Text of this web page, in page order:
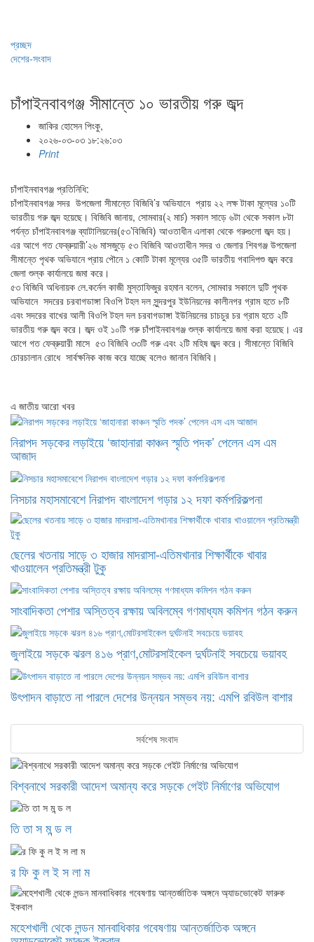
প্রচ্ছদ
দেশের-সংবাদ
চাঁপাইনবাবগঞ্জ সীমান্তে ১০ ভারতীয় গরু জব্দ
জাকির হোসেন পিংকু,
২০২৬-০৩-০৩ ১৮:২৬:০৩
Print
চাঁপাইনবাবগঞ্জ প্রতিনিধি:
চাঁপাইনবাবগঞ্জ সদর উপজেলা সীমান্তে বিজিবি’র অভিযানে প্রায় ২২ লক্ষ টাকা মূল্যের ১০টি
ভারতীয় গরু জব্দ হয়েছে। বিজিবি জানায়, সোমবার(২ মার্চ) সকাল সাড়ে ৬টা থেকে সকাল ৮টা
পর্যন্ত চাঁপাইনবাবগঞ্জ ব্যাটালিয়নের(৫৩’বিজিবি) আওতাধীন এলাকা থেকে গরুগুলো জব্দ হয়।
এর আগে গত ফেব্রুয়ারী’২৬ মাসজুড়ে ৫৩ বিজিবি আওতাধীন সদর ও জেলার শিবগঞ্জ উপজেলা
সীমান্তে পৃথক অভিযানে প্রায় পৌনে ১ কোটি টাকা মূল্যের ৩৫টি ভারতীয় গবাদিপশু জব্দ করে
জেলা শুল্ক কার্যালয়ে জমা করে।
৫৩ বিজিবি অধিনায়ক লে.কর্নেল কাজী মুস্তাফিজুর রহমান বলেন, সোমবার সকালে দুটি পৃথক
অভিযানে সদরের চরবাগডাঙ্গা বিওপি টহল দল সুন্দরপুর ইউনিয়নের কালীনগর গ্রাম হতে ৮টি
এবং সদরের বাখের আলী বিওপি টহল দল চরবাগডাঙ্গা ইউনিয়নের চাচচুর চর গ্রাম হতে ২টি
ভারতীয় গরু জব্দ করে। জব্দ ওই ১০টি গরু চাঁপাইনবাবগঞ্জ শুল্ক কার্যালয়ে জমা করা হয়েছে। এর
আগে গত ফেব্রুয়ারী মাসে ৫৩ বিজিবি ৩৩টি গরু এবং ২টি মহিষ জব্দ করে। সীমান্তে বিজিবি
চোরচালান রোধে সার্বক্ষনিক কাজ করে যাচ্ছে বলেও জানান বিজিবি।
এ জাতীয় আরো খবর
নিরাপদ সড়কের লড়াইয়ে ‘জাহানারা কাঞ্চন স্মৃতি পদক’ পেলেন এস এম
আজাদ
নিসচার মহাসমাবেশে নিরাপদ বাংলাদেশ গড়ার ১২ দফা কর্মপরিকল্পনা
ছেলের খতনায় সাড়ে ৩ হাজার মাদরাসা-এতিমখানার শিক্ষার্থীকে খাবার
খাওয়ালেন প্রতিমন্ত্রী টুকু
সাংবাদিকতা পেশার অস্তিত্ব রক্ষায় অবিলম্বে গণমাধ্যম কমিশন গঠন করুন ‎
জুলাইয়ে সড়কে ঝরল ৪১৬ প্রাণ,মোটরসাইকেল দুর্ঘটনাই সবচেয়ে ভয়াবহ
উৎপাদন বাড়াতে না পারলে দেশের উন্নয়ন সম্ভব নয়: এমপি রবিউল বাশার
সর্বশেষ সংবাদ
বিশ্বনাথে সরকারী আদেশ অমান্য করে সড়কে গেইট নির্মাণের অভিযোগ
তি তা স ম ন্ড ল
র ফি কু ল ই স লা ম
মহেশখালী থেকে লন্ডন মানবাধিকার গবেষণায় আন্তর্জাতিক অঙ্গনে